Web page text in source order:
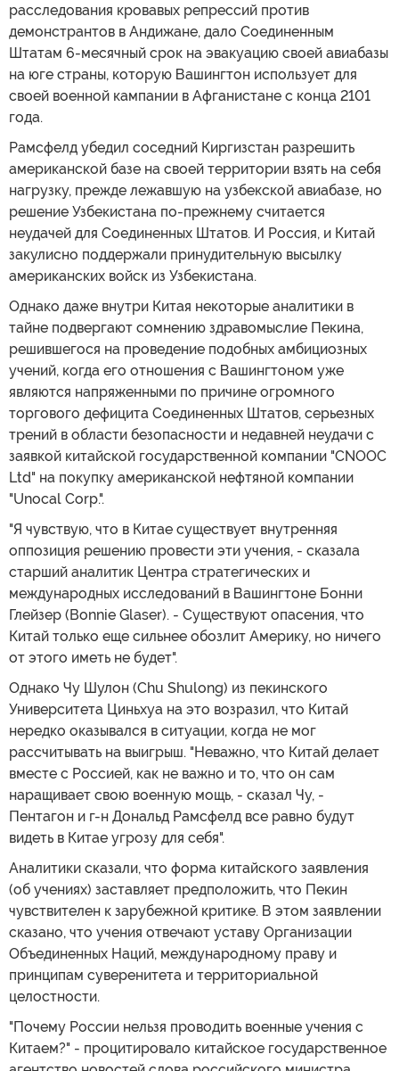
расследования кровавых репрессий против
демонстрантов в Андижане, дало Соединенным
Штатам 6-месячный срок на эвакуацию своей авиабазы
на юге страны, которую Вашингтон использует для
своей военной кампании в Афганистане с конца 2101
года.
Рамсфелд убедил соседний Киргизстан разрешить
американской базе на своей территории взять на себя
нагрузку, прежде лежавшую на узбекской авиабазе, но
решение Узбекистана по-прежнему считается
неудачей для Соединенных Штатов. И Россия, и Китай
закулисно поддержали принудительную высылку
американских войск из Узбекистана.
Однако даже внутри Китая некоторые аналитики в
тайне подвергают сомнению здравомыслие Пекина,
решившегося на проведение подобных амбициозных
учений, когда его отношения с Вашингтоном уже
являются напряженными по причине огромного
торгового дефицита Соединенных Штатов, серьезных
трений в области безопасности и недавней неудачи с
заявкой китайской государственной компании "CNOOC
Ltd" на покупку американской нефтяной компании
"Unocal Corp.".
"Я чувствую, что в Китае существует внутренняя
оппозиция решению провести эти учения, - сказала
старший аналитик Центра стратегических и
международных исследований в Вашингтоне Бонни
Глейзер (Bonnie Glaser). - Существуют опасения, что
Китай только еще сильнее обозлит Америку, но ничего
от этого иметь не будет".
Однако Чу Шулон (Chu Shulong) из пекинского
Университета Циньхуа на это возразил, что Китай
нередко оказывался в ситуации, когда не мог
рассчитывать на выигрыш. "Неважно, что Китай делает
вместе с Россией, как не важно и то, что он сам
наращивает свою военную мощь, - сказал Чу, -
Пентагон и г-н Дональд Рамсфелд все равно будут
видеть в Китае угрозу для себя".
Аналитики сказали, что форма китайского заявления
(об учениях) заставляет предположить, что Пекин
чувствителен к зарубежной критике. В этом заявлении
сказано, что учения отвечают уставу Организации
Объединенных Наций, международному праву и
принципам суверенитета и территориальной
целостности.
"Почему России нельзя проводить военные учения с
Китаем?" - процитировало китайское государственное